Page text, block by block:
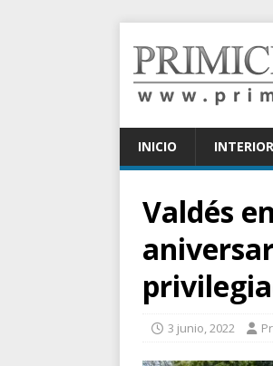
INICIO INTERIOR
Valdés
3 junio, 2022